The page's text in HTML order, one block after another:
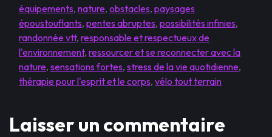
équipements, nature, obstacles, paysages
époustouflants, pentes abruptes, possibilités infinies,
randonnée vtt, responsable et respectueux de
l'environnement, ressourcer et se reconnecter avec la
nature, sensations fortes, stress de la vie quotidienne,
thérapie pour l'esprit et le corps, vélo tout terrain
Laisser un commentaire